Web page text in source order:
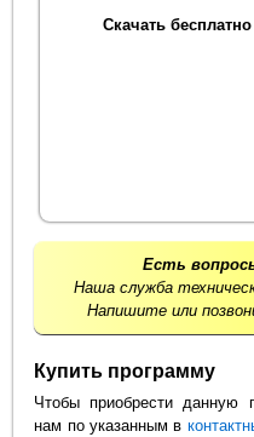
Скачать бесплатно
Есть
Наша служба
Напишите или
Купить программу
Чтобы приобрести данную
нам по указанным в